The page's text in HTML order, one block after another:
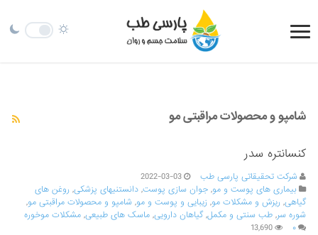
شامپو و محصولات مراقبتی مو
کنسانتره سدر
شرکت تحقیقاتی پارسی طب
2022-03-03
بیماری های پوست و مو,جوان سازی پوست,دانستنیهای پزشکی,روغن های
گیاهی,ریزش و مشکلات مو,زیبایی و پوست و مو,شامپو و محصولات مراقبتی مو,
شوره سر,طب سنتی و مکمل,گیاهان دارویی,ماسک های طبیعی,مشکلات موخوره
۰
13,690